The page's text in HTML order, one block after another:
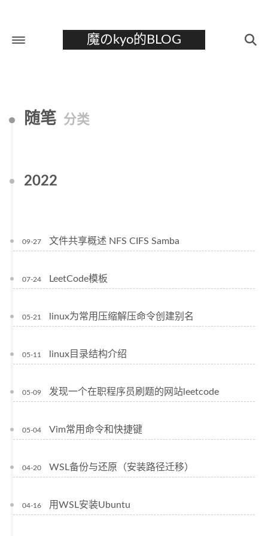
魔のkyo的BLOG
关于
归档
随笔 分类
2022
09-27 文件共享概述 NFS CIFS Samba
07-24 LeetCode模板
05-21 linux为常用压缩解压命令创建别名
05-11 linux目录结构介绍
05-09 发现一个在职程序员刷题的网站leetcode
05-04 Vim常用命令和快捷键
04-20 WSL备份与还原（安装路径迁移）
04-16 用WSL安装Ubuntu